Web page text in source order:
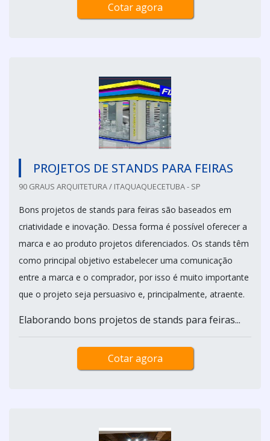
Cotar agora
PROJETOS DE STANDS PARA FEIRAS
90 GRAUS ARQUITETURA / ITAQUAQUECETUBA - SP
Bons projetos de stands para feiras são baseados em
criatividade e inovação. Dessa forma é possível oferecer a
marca e ao produto projetos diferenciados. Os stands têm
como principal objetivo estabelecer uma comunicação
entre a marca e o comprador, por isso é muito importante
que o projeto seja persuasivo e, principalmente, atraente.
Elaborando bons projetos de stands para feiras...
Cotar agora